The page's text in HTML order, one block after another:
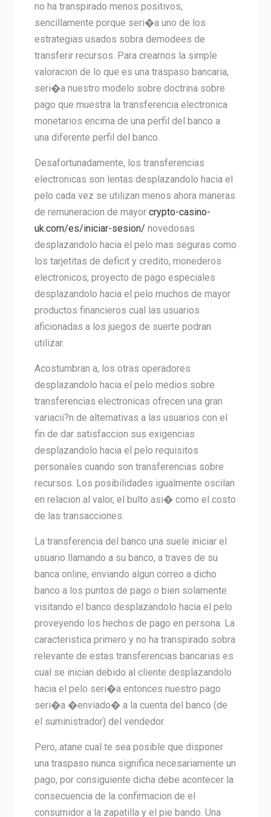
no ha transpirado menos positivos,
sencillamente porque seri�a uno de los
estrategias usados sobra demodees de
transferir recursos. Para crearnos la simple
valoracion de lo que es una traspaso bancaria,
seri�a nuestro modelo sobre doctrina sobre
pago que muestra la transferencia electronica
monetarios encima de una perfil del banco a
una diferente perfil del banco.
Desafortunadamente, los transferencias
electronicas son lentas desplazandolo hacia el
pelo cada vez se utilizan menos ahora maneras
de remuneracion de mayor crypto-casino-
uk.com/es/iniciar-sesion/ novedosas
desplazandolo hacia el pelo mas seguras como
los tarjetitas de deficit y credito, monederos
electronicos, proyecto de pago especiales
desplazandolo hacia el pelo muchos de mayor
productos financieros cual las usuarios
aficionadas a los juegos de suerte podran
utilizar.
Acostumbran a, los otras operadores
desplazandolo hacia el pelo medios sobre
transferencias electronicas ofrecen una gran
variacii?n de alternativas a las usuarios con el
fin de dar satisfaccion sus exigencias
desplazandolo hacia el pelo requisitos
personales cuando son transferencias sobre
recursos. Los posibilidades igualmente oscilan
en relacion al valor, el bulto asi� como el costo
de las transacciones.
La transferencia del banco una suele iniciar el
usuario llamando a su banco, a traves de su
banca online, enviando algun correo a dicho
banco a los puntos de pago o bien solamente
visitando el banco desplazandolo hacia el pelo
proveyendo los hechos de pago en persona. La
caracteristica primero y no ha transpirado sobra
relevante de estas transferencias bancarias es
cual se inician debido al cliente desplazandolo
hacia el pelo seri�a entonces nuestro pago
seri�a �enviado� a la cuenta del banco (de
el suministrador) del vendedor.
Pero, atane cual te sea posible que disponer
una traspaso nunca significa necesariamente un
pago, por consiguiente dicha debe acontecer la
consecuencia de la confirmacion de el
consumidor a la zapatilla y el pie bando. Una